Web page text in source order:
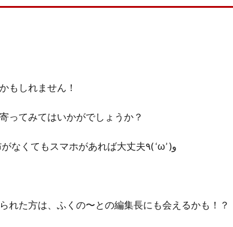
もしれません！
ってみてはいかがでしょうか？
PayPayも使えたので、お財布がなくてもスマホがあれば大丈夫٩( ‘ω’ )و
れた方は、ふくの〜との編集長にも会えるかも！？